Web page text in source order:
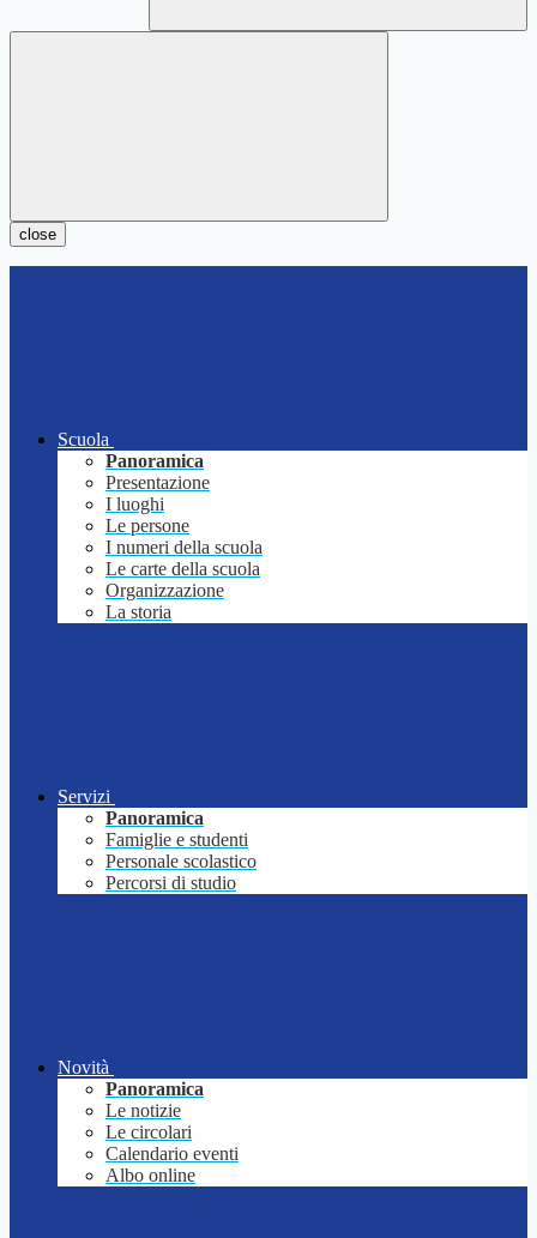
close
Scuola
Panoramica
Presentazione
I luoghi
Le persone
I numeri della scuola
Le carte della scuola
Organizzazione
La storia
Servizi
Panoramica
Famiglie e studenti
Personale scolastico
Percorsi di studio
Novità
Panoramica
Le notizie
Le circolari
Calendario eventi
Albo online